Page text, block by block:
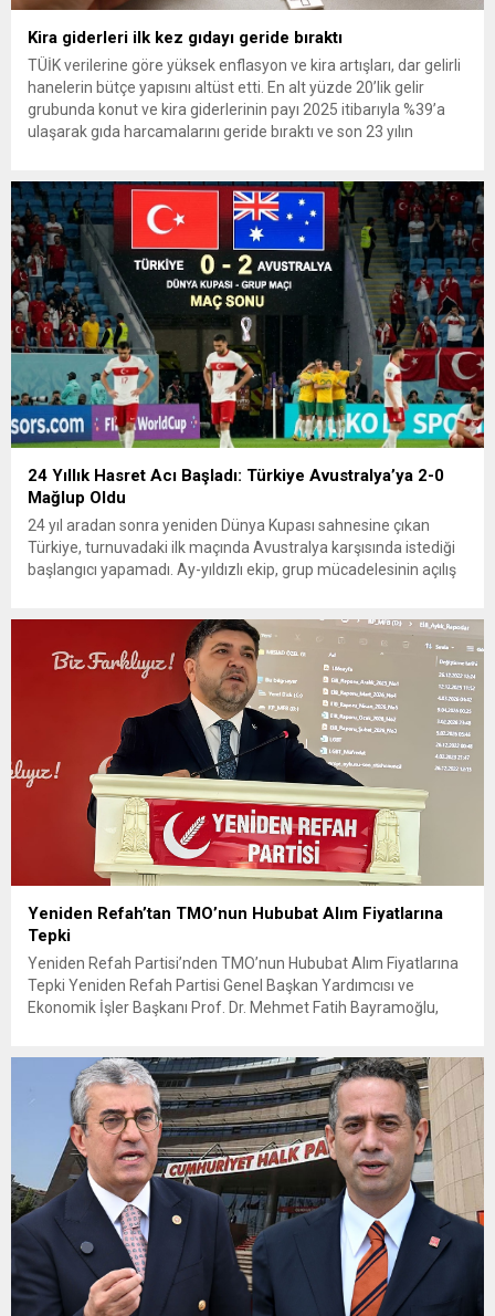
Kira giderleri ilk kez gıdayı geride bıraktı
TÜİK verilerine göre yüksek enflasyon ve kira artışları, dar gelirli
hanelerin bütçe yapısını altüst etti. En alt yüzde 20’lik gelir
grubunda konut ve kira giderlerinin payı 2025 itibarıyla %39’a
ulaşarak gıda harcamalarını geride bıraktı ve son 23 yılın
24 Yıllık Hasret Acı Başladı: Türkiye Avustralya’ya 2-0
Mağlup Oldu
24 yıl aradan sonra yeniden Dünya Kupası sahnesine çıkan
Türkiye, turnuvadaki ilk maçında Avustralya karşısında istediği
başlangıcı yapamadı. Ay-yıldızlı ekip, grup mücadelesinin açılış
itibaren iki takım da kontrollü bir oyun sergilerken, Avustralya
özellikle hızlı hücumlarla etkili olmaya...
Yeniden Refah’tan TMO’nun Hububat Alım Fiyatlarına
Tepki
Yeniden Refah Partisi’nden TMO’nun Hububat Alım Fiyatlarına
Tepki Yeniden Refah Partisi Genel Başkan Yardımcısı ve
Ekonomik İşler Başkanı Prof. Dr. Mehmet Fatih Bayramoğlu,
fiyatların çiftçinin artan maliyetlerini karşılamaktan uzak
olduğunu savunarak fiyatların yeniden değerlendirilmesi
çağrısında...